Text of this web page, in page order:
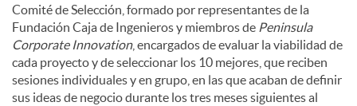
Comité de Selección, formado por representantes de la
Fundación Caja de Ingenieros y miembros de Peninsula
Corporate Innovation, encargados de evaluar la viabilidad de
cada proyecto y de seleccionar los 10 mejores, que reciben
sesiones individuales y en grupo, en las que acaban de definir
sus ideas de negocio durante los tres meses siguientes al